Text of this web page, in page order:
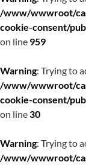
/www/wwwroot/
cookie-consent/
on line 959
Warning: Trying to
/www/wwwroot/
cookie-consent/
on line30
Warning: Trying to
/www/wwwroot/